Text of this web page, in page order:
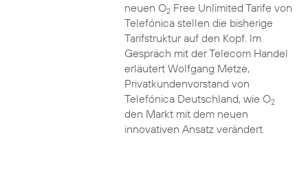
neuen O2Free Unlimited Tarife von
Telefónica stellen die bisherige
Tarifstruktur auf den Kopf. Im
Gespräch mit der Telecom Handel
erläutert Wolfgang Metze,
Privatkundenvorstand von
Telefónica Deutschland, wie O2
den Markt mit dem neuen
innovativen Ansatz verändert.